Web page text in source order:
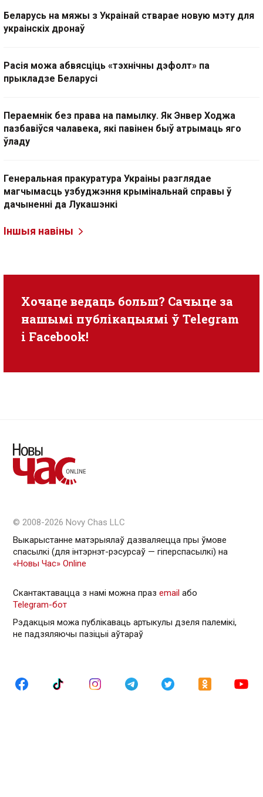
Беларусь на мяжы з Украінай стварае новую мэту для
украінскіх дронаў
Расія можа абвясціць «тэхнічны дэфолт» па
прыкладзе Беларусі
Пераемнік без права на памылку. Як Энвер Ходжа
пазбавіўся чалавека, які павінен быў атрымаць яго
ўладу
Генеральная пракуратура Украіны разглядае
магчымасць узбуджэння крымінальнай справы ў
дачыненні да Лукашэнкі
Іншыя навіны
Хочаце ведаць больш? Сачыце за
нашымі публікацыямі ў Telegram
i Facebook!
© 2008-2026 Novy Chas LLC
Выкарыстанне матэрыялаў дазваляецца пры ўмове
спасылкі (для інтэрнэт-рэсурсаў — гiперспасылкi) на
«Новы Час» Online
Скантактавацца з намі можна праз email або
Telegram-бот
Рэдакцыя можа публікаваць артыкулы дзеля палемікі,
не падзяляючы пазіцыі аўтараў